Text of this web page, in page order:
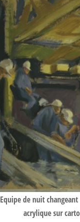
Equipe de nuit
acrylique sur